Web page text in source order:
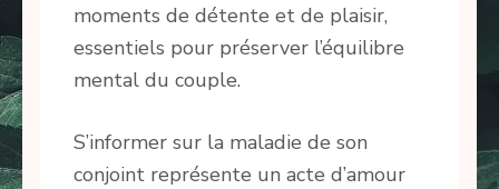
moments de détente et de plaisir,
essentiels pour préserver l’équilibre
mental du couple.
S’informer sur la maladie de son
conjoint représente un acte d’amour